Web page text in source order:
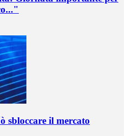
sbloccare il mercato